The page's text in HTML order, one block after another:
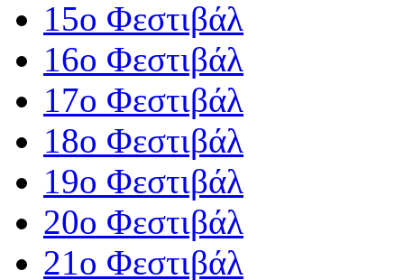
15ο Φεστιβάλ
16ο Φεστιβάλ
17ο Φεστιβάλ
18ο Φεστιβάλ
19ο Φεστιβάλ
20ο Φεστιβάλ
21ο Φεστιβάλ